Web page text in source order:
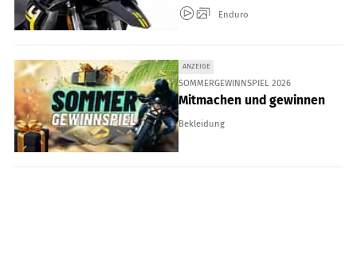
Enduro
ANZEIGE
SOMMERGEWINNSPIEL 2026
Mitmachen und gewinnen
Bekleidung